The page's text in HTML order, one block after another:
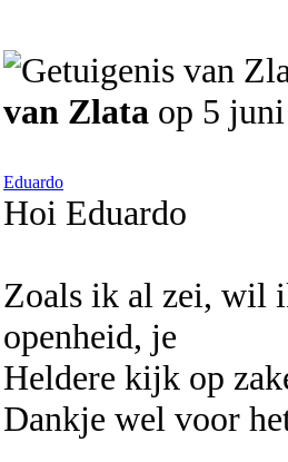
van Zlata op 5
Eduardo
Hoi Eduardo
Zoals ik al zei, wil
openheid, je
Heldere kijk op
Dankje wel voor